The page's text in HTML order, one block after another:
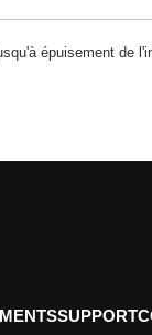
épuisement de
SUPPORT